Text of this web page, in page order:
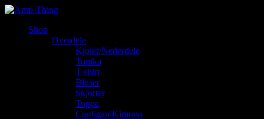
Shop
Overdele
Kjoler/Nederdele
Tunika
T-shirt
Bluser
Skjorter
Toppe
Cardigan/Kimono